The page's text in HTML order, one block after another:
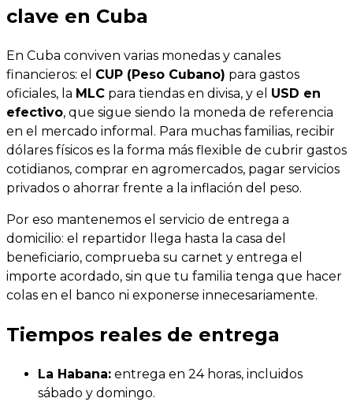
clave en Cuba
En Cuba conviven varias monedas y canales
financieros: el CUP (Peso Cubano) para gastos
oficiales, la MLC para tiendas en divisa, y el USD en
efectivo, que sigue siendo la moneda de referencia
en el mercado informal. Para muchas familias, recibir
dólares físicos es la forma más flexible de cubrir gastos
cotidianos, comprar en agromercados, pagar servicios
privados o ahorrar frente a la inflación del peso.
Por eso mantenemos el servicio de entrega a
domicilio: el repartidor llega hasta la casa del
beneficiario, comprueba su carnet y entrega el
importe acordado, sin que tu familia tenga que hacer
colas en el banco ni exponerse innecesariamente.
Tiempos reales de entrega
La Habana: entrega en 24 horas, incluidos
sábado y domingo.